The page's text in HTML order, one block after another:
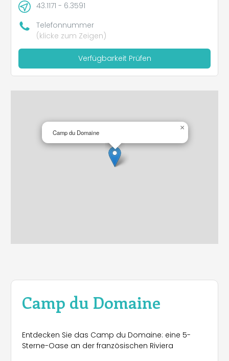
Camp du Domaine
Entdecken Sie das Camp du Domaine: eine 5-
Sterne-Oase an der französischen Riviera
43.1171 - 6.3591
Telefonnummer
(klicke zum Zeigen)
Verfügbarkeit Prüfen
Camp du Domaine
×